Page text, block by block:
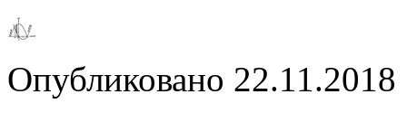
Опубликовано 22.11.2018